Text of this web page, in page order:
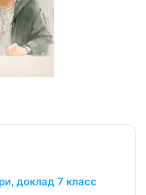
доклад 7 класс